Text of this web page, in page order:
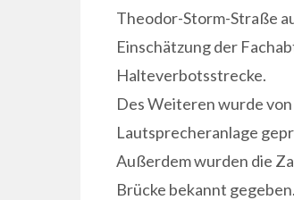
Theodor-Storm-Straße
Einschätzung der
Halteverbotsstrecke.
Des Weiteren wurde
Lautsprecheranlage
Außerdem wurden die
Brücke bekannt